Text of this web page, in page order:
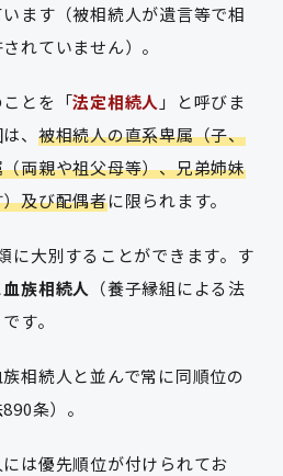
ます（被相続人が遺言等で相
れていません）。
とを「法定相続人 」と呼びま
、 被相続人の直系卑属（子、
両親や祖父母等）、兄弟姉妹
及び配偶者に限られます。
に大別することができます。す
血族相続人
（養子縁組による法
す。
相続人と並んで常に同順位の
条）。
は優先順位が付けられてお